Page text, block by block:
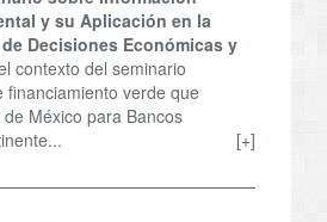
y su Aplicación en la
de Decisiones Económicas y
contexto del seminario
financiamiento verde que
México para Bancos
[+]